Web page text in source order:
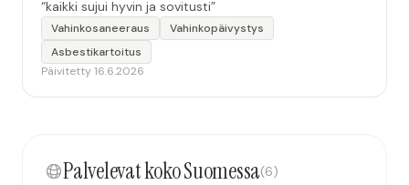
“kaikki sujui hyvin ja sovitusti”
Vahinkosaneeraus
Vahinkopäivystys
Asbestikartoitus
Päivitetty 16.6.2026
Palvelevat koko Suomessa(6)